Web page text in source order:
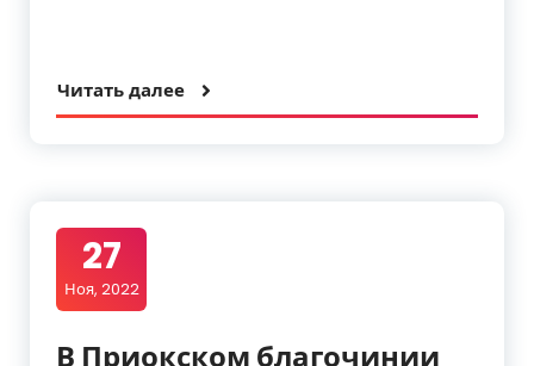
Читать далее
27
Ноя, 2022
В Приокском благочинии